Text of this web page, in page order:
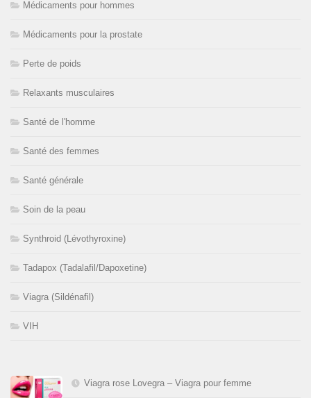
Médicaments pour hommes
Médicaments pour la prostate
Perte de poids
Relaxants musculaires
Santé de l'homme
Santé des femmes
Santé générale
Soin de la peau
Synthroid (Lévothyroxine)
Tadapox (Tadalafil/Dapoxetine)
Viagra (Sildénafil)
VIH
Viagra rose Lovegra – Viagra pour femme